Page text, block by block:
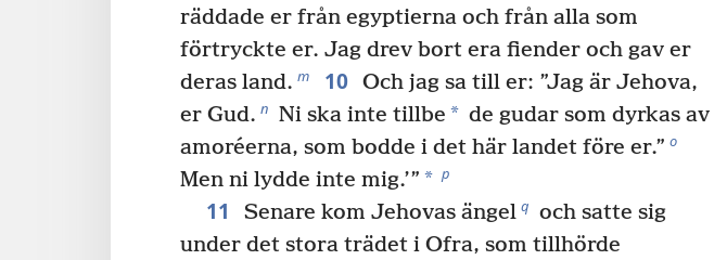
räddade er från egyptierna och från alla som
förtryckte er. Jag drev bort era fiender och gav er
deras land. m 10 Och jag sa till er: ”Jag är Jehova,
er Gud. n Ni ska inte tillbe * de gudar som dyrkas av
amoréerna, som bodde i det här landet före er.” o
Men ni lydde inte mig.’” * p
11 Senare kom Jehovas ängel q och satte sig
under det stora trädet i Ofra, som tillhörde